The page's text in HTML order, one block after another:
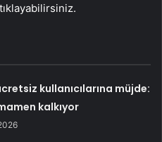
kullanıcılarına müjde:
kalkıyor